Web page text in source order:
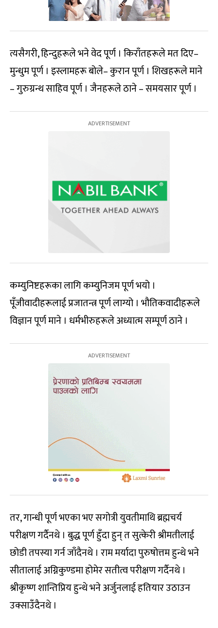
त्यसैगरी, हिन्दुहरूले भने वेद पूर्ण । किराँतहरूले मत दिए–
मुन्धुम पूर्ण । इस्लामहरू बोले– कुरान पूर्ण । शिखहरूले माने
– गुरुग्रन्थ साहिव पूर्ण । जैनहरूले ठाने – समयसार पूर्ण ।
कम्युनिष्टहरूका लागि कम्युनिजम पूर्ण भयो ।
पूँजीवादीहरूलाई प्रजातन्त्र पूर्ण लाग्यो । भौतिकवादीहरूले
विज्ञान पूर्ण माने । धर्मभीरुहरूले अध्यात्म सम्पूर्ण ठाने ।
तर, गान्धी पूर्ण भएका भए सगोत्री युवतीमाथि ब्रह्मचर्य
परीक्षण गर्दैनथे । बुद्ध पूर्ण हुँदा हुन् त सुत्केरी श्रीमतीलाई
छोडी तपस्या गर्न जाँदैनथे । राम मर्यादा पुरुषोत्तम हुन्थे भने
सीतालाई अग्निकुण्डमा होमेर सतीत्व परीक्षण गर्दैनथे ।
श्रीकृष्ण शान्तिप्रिय हुन्थे भने अर्जुनलाई हतियार उठाउन
उक्साउँदैनथे ।